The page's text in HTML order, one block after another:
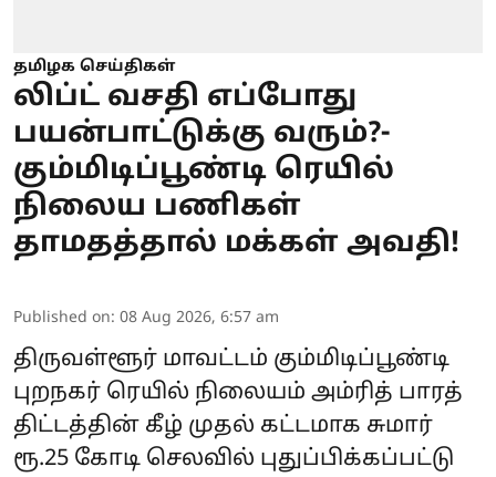
தமிழக செய்திகள்
லிப்ட் வசதி எப்போது
பயன்பாட்டுக்கு வரும்?-
கும்மிடிப்பூண்டி ரெயில்
நிலைய பணிகள்
தாமதத்தால் மக்கள் அவதி!
Published on: 08 Aug 2026, 6:57 am
திருவள்ளூர் மாவட்டம் கும்மிடிப்பூண்டி
புறநகர் ரெயில் நிலையம் அம்ரித் பாரத்
திட்டத்தின் கீழ் முதல் கட்டமாக சுமார்
ரூ.25 கோடி செலவில் புதுப்பிக்கப்பட்டு